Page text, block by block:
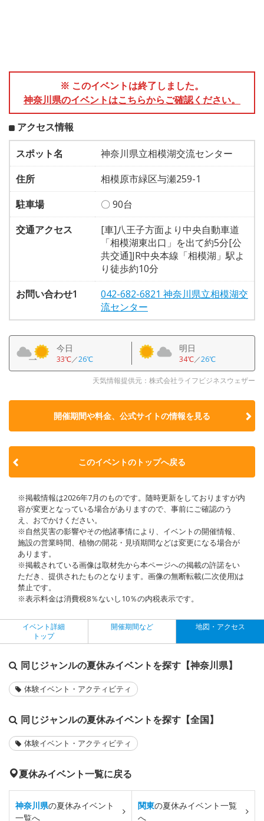
※ このイベントは終了しました。
神奈川県のイベントはこちらからご確認ください。
アクセス情報
スポット名
神奈川県立相模湖交流センター
住所
相模原市緑区与瀬259-1
駐車場
〇 90台
交通アクセス
[車]八王子方面より中央自動車道
「相模湖東出口」を出て約5分[公
共交通]JR中央本線「相模湖」駅よ
り徒歩約10分
お問い合わせ1
042-682-6821 神奈川県立相模湖交
流センター
今日
33℃／26℃
明日
34℃／26℃
天気情報提供元：株式会社ライフビジネスウェザー
開催期間や料金、公式サイトの情報を見る
このイベントのトップへ戻る
※掲載情報は2026年7月のものです。随時更新をしておりますが内
容が変更となっている場合がありますので、事前にご確認のう
え、おでかけください。
※自然災害の影響やその他諸事情により、イベントの開催情報、
施設の営業時間、植物の開花・見頃期間などは変更になる場合が
あります。
※掲載されている画像は取材先から本ページへの掲載の許諾をい
ただき、提供されたものとなります。画像の無断転載(二次使用)は
禁止です。
※表示料金は消費税8％ないし10％の内税表示です。
イベント詳細
トップ
開催期間など 地図・アクセス
同じジャンルの夏休みイベントを探す【神奈川県】
体験イベント・アクティビティ
同じジャンルの夏休みイベントを探す【全国】
体験イベント・アクティビティ
夏休みイベント一覧に戻る
神奈川県の夏休みイベント
一覧へ
関東の夏休みイベント一覧
へ